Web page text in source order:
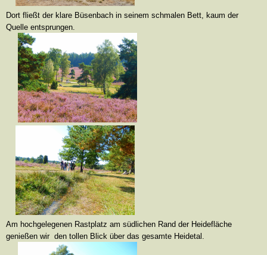
Dort fließt der klare Büsenbach in seinem schmalen Bett, kaum der
Quelle entsprungen.
Am hochgelegenen Rastplatz am südlichen Rand der Heidefläche
genießen wir den tollen Blick über das gesamte Heidetal.